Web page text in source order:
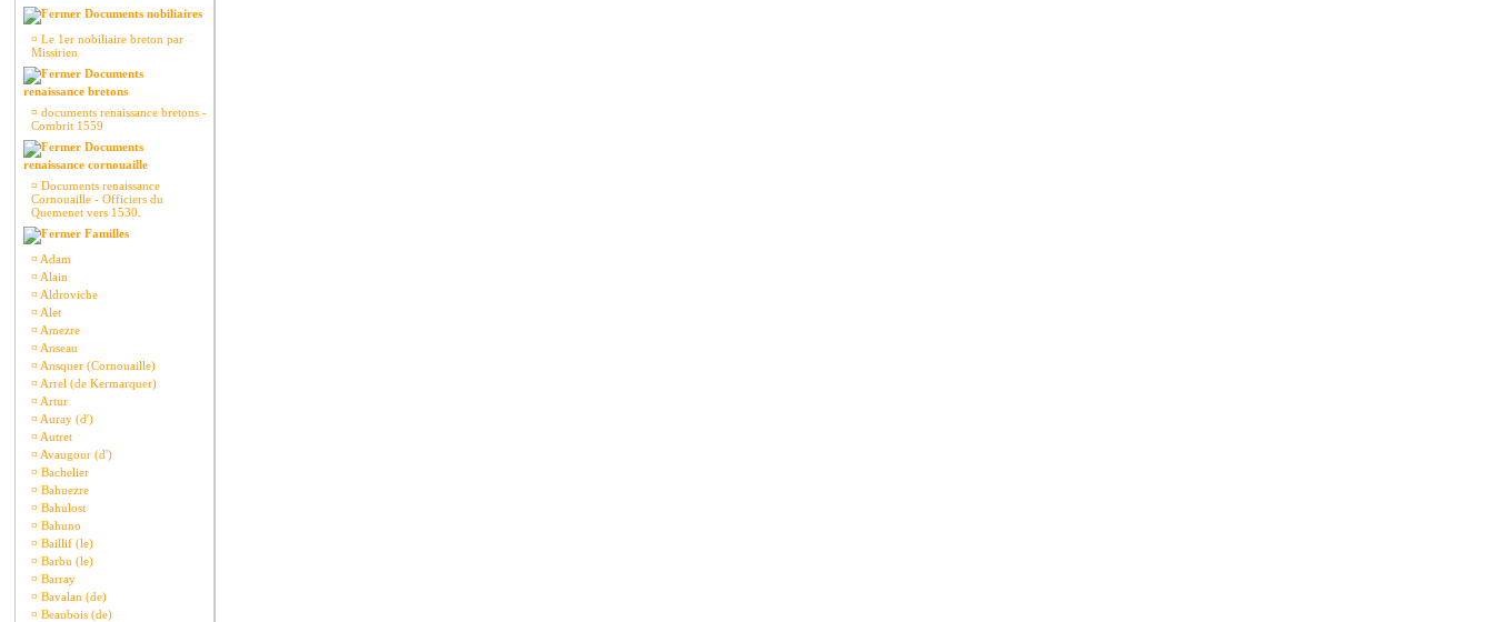
Documents nobiliaires
¤ Le 1er nobiliaire breton par
Missirien
Documents
renaissance bretons
¤ documents renaissance bretons -
Combrit 1559
Documents
renaissance cornouaille
¤ Documents renaissance
Cornouaille - Officiers du
Quemenet vers 1530.
Familles
¤ Adam
¤ Alain
¤ Aldroviche
¤ Alet
¤ Amezre
¤ Anseau
¤ Ansquer (Cornouaille)
¤ Arrel (de Kermarquer)
¤ Artur
¤ Auray (d')
¤ Autret
¤ Avaugour (d')
¤ Bachelier
¤ Bahuezre
¤ Bahulost
¤ Bahuno
¤ Baillif (le)
¤ Barbu (le)
¤ Barray
¤ Bavalan (de)
¤ Beaubois (de)